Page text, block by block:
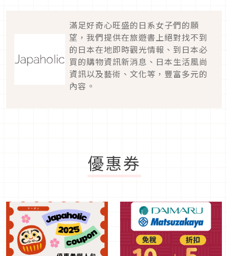
滿足好奇心旺盛的日系女子們的願
望，我們提供在旅遊書上絕對找不到
的日本在地即時觀光情報、到日本必
買的購物資訊新消息、日本生活風尚
資訊以及藝術、文化等，豐富多元的
內容。
優惠券